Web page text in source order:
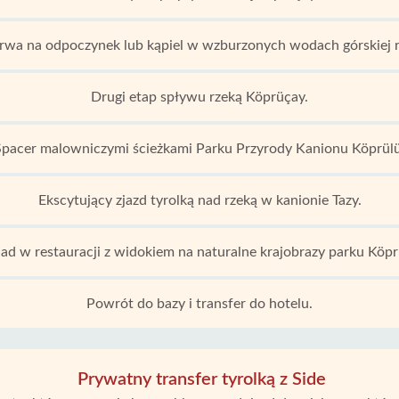
na odpoczynek lub kąpiel w wzburzonych wodach górskiej
Drugi etap spływu rzeką Köprüçay.
malowniczymi ścieżkami Parku Przyrody Kanionu
Ekscytujący zjazd tyrolką nad rzeką w kanionie Tazy.
w restauracji z widokiem na naturalne krajobrazy parku
Powrót do bazy i transfer do hotelu.
Prywatny transfer tyrolką z Side